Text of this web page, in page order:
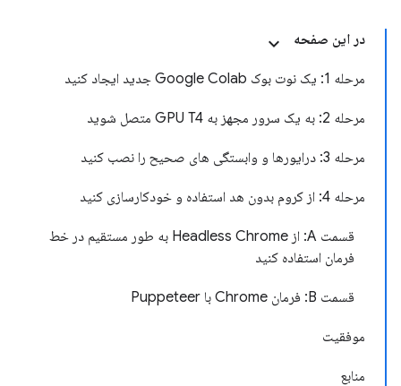
در این صفحه
مرحله 1: یک نوت بوک Google Colab جدید ایجاد کنید
مرحله 2: به یک سرور مجهز به GPU T4 متصل شوید
مرحله 3: درایورها و وابستگی های صحیح را نصب کنید
مرحله 4: از کروم بدون هد استفاده و خودکارسازی کنید
قسمت A: از Headless Chrome به طور مستقیم در خط
فرمان استفاده کنید
قسمت B: فرمان Chrome با Puppeteer
موفقیت
منابع